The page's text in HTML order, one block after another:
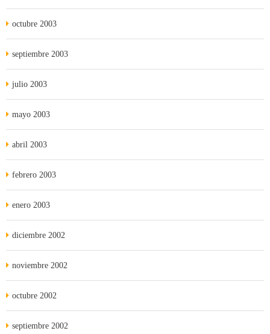
octubre 2003
septiembre 2003
julio 2003
mayo 2003
abril 2003
febrero 2003
enero 2003
diciembre 2002
noviembre 2002
octubre 2002
septiembre 2002